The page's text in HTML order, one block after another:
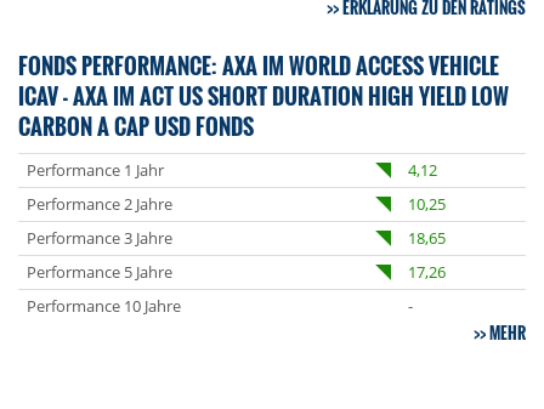
ERKLÄRUNG ZU DEN RATINGS
FONDS PERFORMANCE: AXA IM WORLD ACCESS VEHICLE
ICAV - AXA IM ACT US SHORT DURATION HIGH YIELD LOW
CARBON A CAP USD FONDS
Performance 1 Jahr
4,12
Performance 2 Jahre
10,25
Performance 3 Jahre
18,65
Performance 5 Jahre
17,26
Performance 10 Jahre
-
MEHR